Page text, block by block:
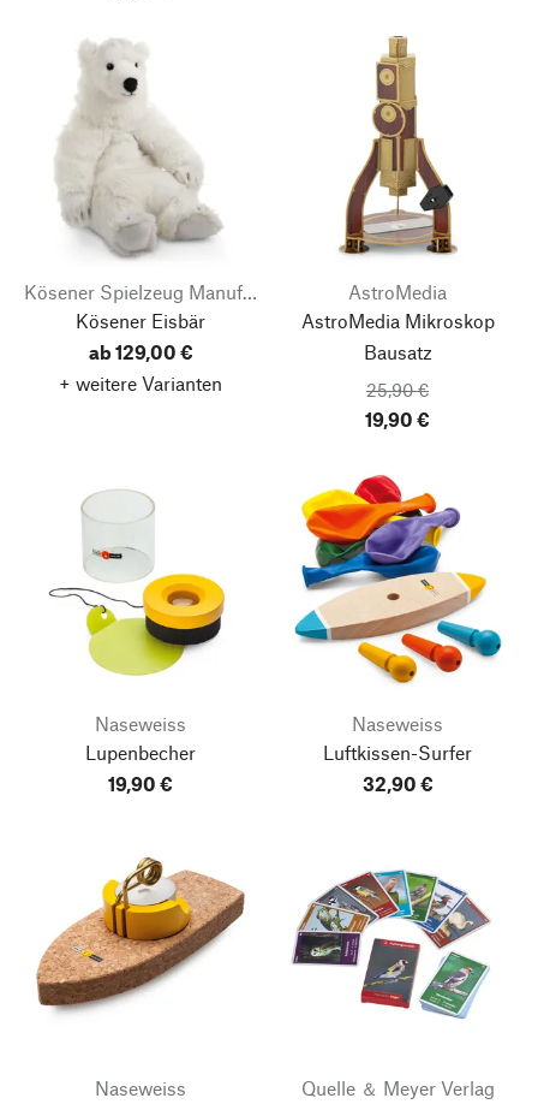
Kösener Spielzeug Manufaktur
Kösener Eisbär
ab 129,00 €
+ weitere Varianten
AstroMedia
AstroMedia Mikroskop
Bausatz
25,90 €
19,90 €
Naseweiss
Lupenbecher
19,90 €
Naseweiss
Luftkissen-Surfer
32,90 €
Naseweiss
Quelle ＆ Meyer Verlag